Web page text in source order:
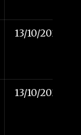
13/10/2024
13/10/2024